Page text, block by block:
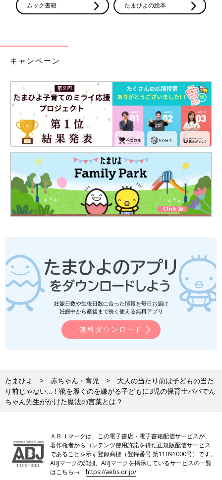
ムック書籍 たまひよの絵本
キャンペーン
妊娠日数や生後日数に合った情報を毎日お届け
妊娠中から産後まで長く使える無料アプリ
無料ダウンロード
たまひよ 赤ちゃん・育児
大人の当たり前は子どもの当た
り前じゃない…！靴を履くのを嫌がる子どもに3児の保育士パパでん
ちゃん先生がかけた魔法の言葉とは？
ＡＢＪマークは、この電子書店・電子書籍配信サービスが、
著作権者からコンテンツ使用許諾を得た正規版配信サービス
であることを示す登録商標（登録番号 第11091000号）です。
ABJマークの詳細、ABJマークを掲示しているサービスの一覧
はこちら→https://aebs.or.jp/